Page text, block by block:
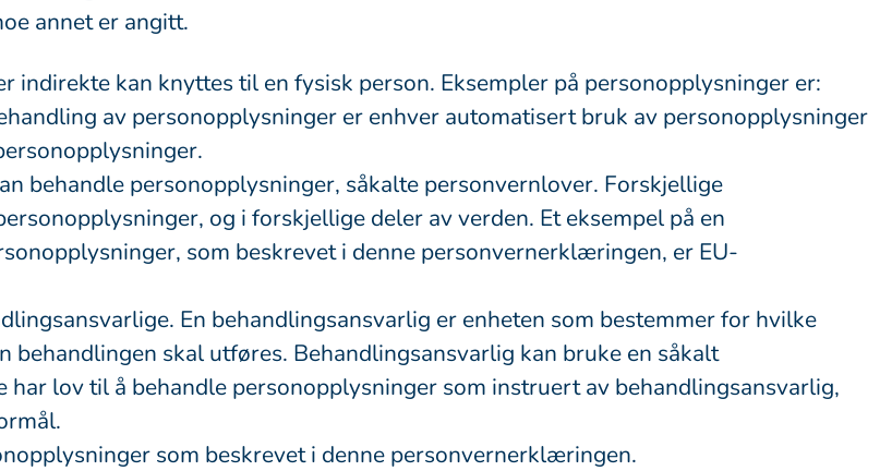
annet er angitt.
kan knyttes til en fysisk person. Eksempler på personopplysninger er:
av personopplysninger er enhver automatisert bruk av personopplysninger
behandle personopplysninger, såkalte personvernlover. Forskjellige
og i forskjellige deler av verden. Et eksempel på en
som beskrevet i denne personvernerklæringen, er EU-
En behandlingsansvarlig er enheten som bestemmer for hvilke
skal utføres. Behandlingsansvarlig kan bruke en såkalt
har lov til å behandle personopplysninger som instruert av behandlingsansvarlig,
som beskrevet i denne personvernerklæringen.